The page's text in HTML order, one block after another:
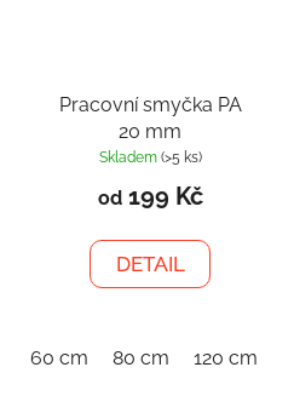
Pracovní smyčka PA
20 mm
Skladem (>5 ks)
od199 Kč
DETAIL
60 cm 80 cm 120 cm